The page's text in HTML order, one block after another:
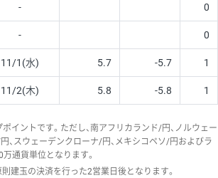
- 0
- 0
11/1(水) 5.7 -5.7 1
11/2(木) 5.8 -5.8 1
イントです。ただし、南アフリカランド/円、ノルウェー
、スウェーデンクローナ/円、メキシコペソ/円およびラ
通貨単位となります。
建玉の決済を行った2営業日後となります。